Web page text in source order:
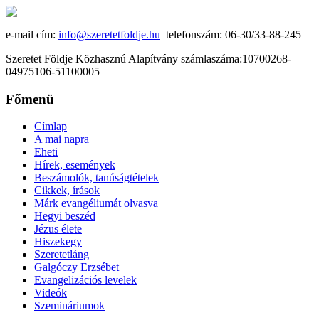
e-mail cím: info@szeretetfoldje.hu telefonszám: 06-30/33-88-245
Szeretet Földje Közhasznú Alapítvány számlaszáma:10700268-
04975106-51100005
Főmenü
Címlap
A mai napra
Eheti
Hírek, események
Beszámolók, tanúságtételek
Cikkek, írások
Márk evangéliumát olvasva
Hegyi beszéd
Jézus élete
Hiszekegy
Szeretetláng
Galgóczy Erzsébet
Evangelizációs levelek
Videók
Szemináriumok